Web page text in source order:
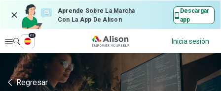
Aprende Sobre La Marcha
Con La App De Alison
Descargar
app
Explorar
es
Inicia sesión
Regresar